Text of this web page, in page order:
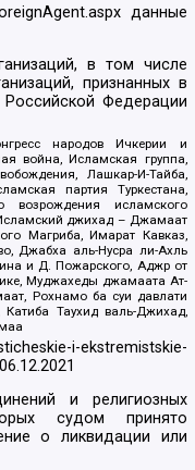
данные
в том числе
признанных в
Российской Федерации
народов Ичкерии и
война, Исламская группа,
Лашкар-И-Тайба,
партия Туркестана,
возрождения исламского
джихад – Джамаат
Магриба, Имарат Кавказ,
Джабха аль-Нусра ли-Ахль
и Д. Пожарского, Аджр от
Муджахеды джамаата Ат-
Рохнамо ба суи давлати
Катиба Таухид валь-Джихад,
i-ekstremistskie-
06.12.2021
и религиозных
судом принято
о ликвидации или